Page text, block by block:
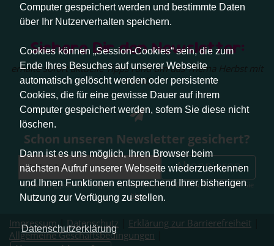
Computer gespeichert werden und bestimmte Daten
über Ihr Nutzerverhalten speichern.
Cookies können „Session-Cookies“ sein, die zum
Ende Ihres Besuches auf unserer Webseite
automatisch gelöscht werden oder persistente
Cookies, die für eine gewisse Dauer auf ihrem
Computer gespeichert werden, sofern Sie diese nicht
löschen.
Dann ist es uns möglich, Ihren Browser beim
nächsten Aufruf unserer Webseite wiederzuerkennen
und Ihnen Funktionen entsprechend Ihrer bisherigen
Nutzung zur Verfügung zu stellen.
Datenschutzerklärung
Sichere Dir den Newsletter:
erhalte sofort aktuelle Tipps rund um das Thema Herbst mit
Hund.
Schon unseren Newsletter gesichert?
Abonnieren
Abmeldung jederzeit möglich. Weitere Infos zum Datenschutz erhalten Sie
hier.
Impressum| Datenschutz Erklärung zur Barrierefreiheit
Allgemeine Geschäftsbedingungen